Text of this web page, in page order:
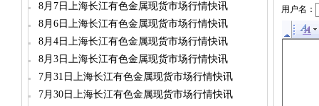
8月7日上海长江有色金属现货市场行情快讯
8月6日上海长江有色金属现货市场行情快讯
8月4日上海长江有色金属现货市场行情快讯
8月3日上海长江有色金属现货市场行情快讯
7月31日上海长江有色金属现货市场行情快讯
7月30日上海长江有色金属现货市场行情快讯
用户名：